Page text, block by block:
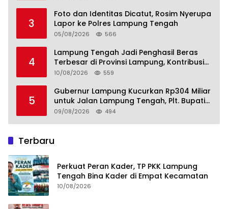
3
Foto dan Identitas Dicatut, Rosim Nyerupa
Lapor ke Polres Lampung Tengah
05/08/2026 566
4
Lampung Tengah Jadi Penghasil Beras
Terbesar di Provinsi Lampung, Kontribusi
Nyata untuk Swasembada Pangan
10/08/2026 559
5
Gubernur Lampung Kucurkan Rp304 Miliar
untuk Jalan Lampung Tengah, Plt. Bupati
Komang Koheri Apresiasi
09/08/2026 494
Terbaru
Perkuat Peran Kader, TP PKK Lampung
Tengah Bina Kader di Empat Kecamatan
10/08/2026